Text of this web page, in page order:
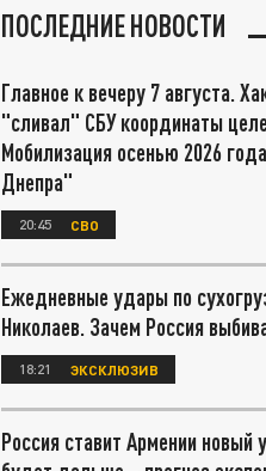
ПОСЛЕДНИЕ НОВОСТИ
Главное к вечеру 7 августа.
"сливал" СБУ координаты
Мобилизация осенью 2026
Днепра"
20:45 СВО
Ежедневные удары по
Николаев. Зачем Россия
18:21 ЭКСКЛЮЗИВ
Россия ставит Армении новый